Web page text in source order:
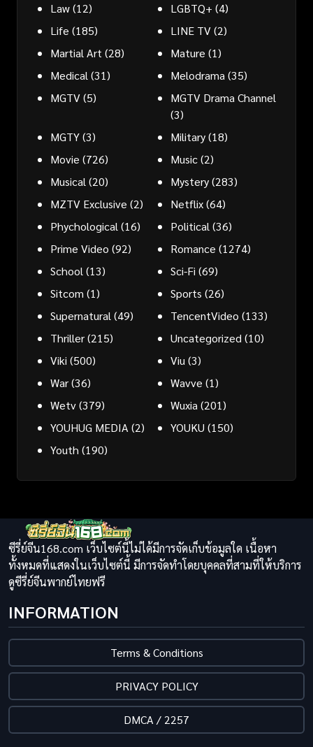
Law(12) LGBTQ+ (4)
Life (185) LINE TV(2)
Martial Art (28) Mature (1)
Medical (31) Melodrama (35)
MGTV(5)
MGTV Drama Channel
(3)
MGTY(3) Military(18)
Movie (726) Music(2)
Musical (20) Mystery(283)
MZTV Exclusive (2) Netflix(64)
Phychological (16) Political (36)
Prime Video (92) Romance (1274)
School (13) Sci-Fi (69)
Sitcom (1) Sports (26)
Supernatural (49) TencentVideo (133)
Thriller(215) Uncategorized (10)
Viki (500) Viu (3)
War(36) Wavve (1)
Wetv(379) Wuxia (201)
YOUHUG MEDIA (2) YOUKU (150)
Youth (190)
ซีรี่ย์จีน168.com เว็บไซต์นี้ไม่ได้มีการจัดเก็บข้อมูลใด เนื้อหา
ทั้งหมดที่แสดงในเว็บไซต์นี้ มีการจัดทำโดยบุคคลที่สามที่ให้บริการ
ดูซีรี่ย์จีนพากย์ไทยฟรี
INFORMATION
Terms & Conditions
PRIVACY POLICY
DMCA / 2257